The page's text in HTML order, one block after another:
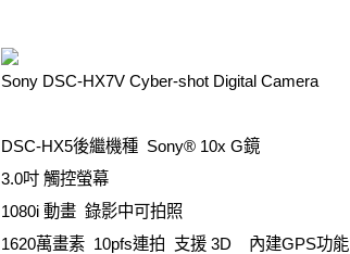
Sony DSC-HX7V Cyber-shot Digital Camera
DSC-HX5後繼機種 Sony® 10x G鏡
3.0吋 觸控螢幕
1080i 動畫 錄影中可拍照
1620萬畫素 10pfs連拍 支援 3D 內建GPS功能